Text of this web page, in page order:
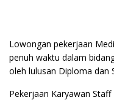
Lowongan pekerjaan
penuh waktu dalam
oleh lulusan Diploma dan
Pekerjaan Karyawan